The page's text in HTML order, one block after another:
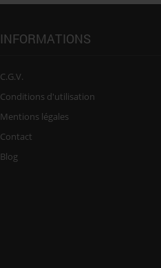
INFORMATIONS
C.G.V.
Conditions d'utilisation
Mentions légales
Contact
Blog